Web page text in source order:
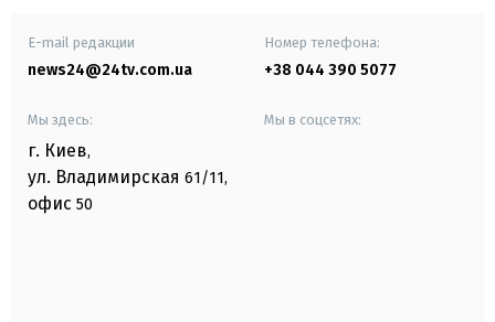
E-mail редакции
news24@24tv.com.ua
Номер телефона:
+38 044 390 5077
Мы здесь:
г. Киев,
ул. Владимирская 61/11,
офис 50
Мы в соцсетях: